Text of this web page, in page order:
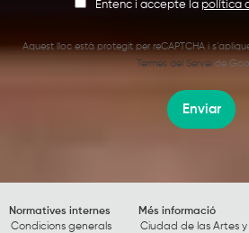
Entenc i accepte lapolítica
Aquest lloc està protegit per reCAPTCHA i
Termes del Servei de
Enviar
Normatives internes
Condicions generals
Més informació
Ciudad de las Artes y